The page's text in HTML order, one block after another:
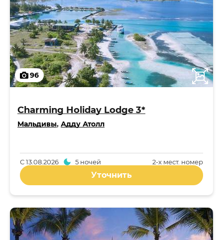
96
Charming Holiday Lodge 3*
Мальдивы, Адду Атолл
2-x мест. номер
С13.08.2026 5 ночей
Уточнить